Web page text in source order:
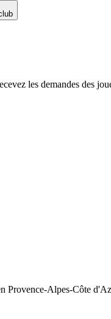
les demandes des
Provence-Alpes-Côte